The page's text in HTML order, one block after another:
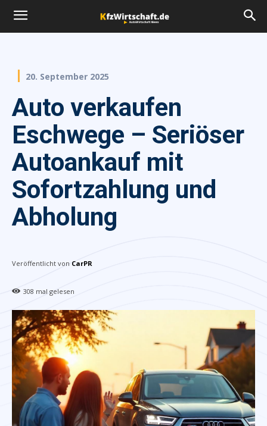
20. September 2025
Auto verkaufen
Eschwege – Seriöser
Autoankauf mit
Sofortzahlung und
Abholung
Veröffentlicht von CarPR
308 mal gelesen